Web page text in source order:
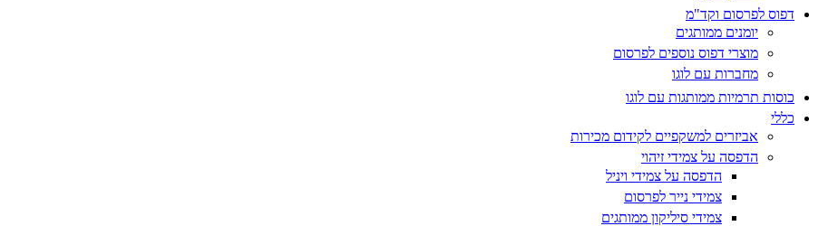
דפוס לפרסום וקד"מ
יומנים ממותגים
מוצרי דפוס נוספים לפרסום
מחברות עם לוגו
כוסות תרמיות ממותגות עם לוגו
כללי
אביזרים למשקפיים לקידום מכירות
הדפסה על צמידי זיהוי
הדפסה על צמידי ויניל
צמידי נייר לפרסום
צמידי סיליקון ממותגים